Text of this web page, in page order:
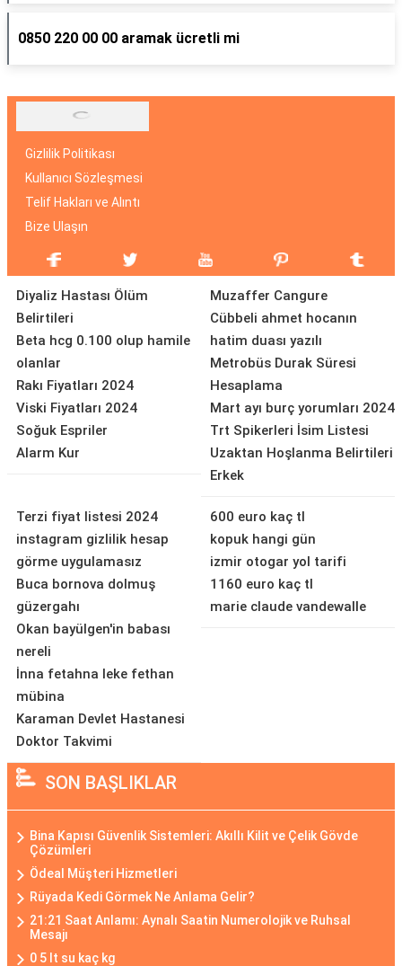
0850 220 00 00 aramak ücretli mi
Gizlilik Politikası
Kullanıcı Sözleşmesi
Telif Hakları ve Alıntı
Bize Ulaşın
Diyaliz Hastası Ölüm
Belirtileri
Beta hcg 0.100 olup hamile
olanlar
Rakı Fiyatları 2024
Viski Fiyatları 2024
Soğuk Espriler
Alarm Kur
Muzaffer Cangure
Cübbeli ahmet hocanın
hatim duası yazılı
Metrobüs Durak Süresi
Hesaplama
Mart ayı burç yorumları 2024
Trt Spikerleri İsim Listesi
Uzaktan Hoşlanma Belirtileri
Erkek
Terzi fiyat listesi 2024
instagram gizlilik hesap
görme uygulamasız
Buca bornova dolmuş
güzergahı
Okan bayülgen'in babası
nereli
İnna fetahna leke fethan
mübina
Karaman Devlet Hastanesi
Doktor Takvimi
600 euro kaç tl
kopuk hangi gün
izmir otogar yol tarifi
1160 euro kaç tl
marie claude vandewalle
SON BAŞLIKLAR
Bina Kapısı Güvenlik Sistemleri: Akıllı Kilit ve Çelik Gövde
Çözümleri
Ödeal Müşteri Hizmetleri
Rüyada Kedi Görmek Ne Anlama Gelir?
21:21 Saat Anlamı: Aynalı Saatin Numerolojik ve Ruhsal
Mesajı
0 5 lt su kaç kg